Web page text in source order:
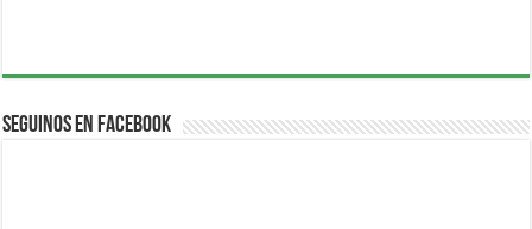
Seguinos en Facebook